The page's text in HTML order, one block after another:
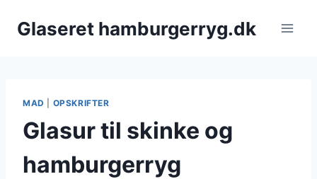
Glaseret hamburgerryg.dk
MAD OPSKRIFTER
Glasur til skinke og
hamburgerryg